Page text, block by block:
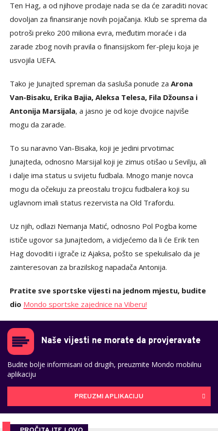
Ten Hag, a od njihove prodaje nada se da će zaraditi novac
dovoljan za finansiranje novih pojačanja. Klub se sprema da
potroši preko 200 miliona evra, međutim moraće i da
zarade zbog novih pravila o finansijskom fer-pleju koja je
usvojila UEFA.
Tako je Junajted spreman da sasluša ponude za Arona
Van-Bisaku, Erika Bajia, Aleksa Telesa, Fila Džounsa i
Antonija Marsijala, a jasno je od koje dvojice najviše
mogu da zarade.
To su naravno Van-Bisaka, koji je jedini prvotimac
Junajteda, odnosno Marsijal koji je zimus otišao u Sevilju, ali
i dalje ima status u svijetu fudbala. Mnogo manje novca
mogu da očekuju za preostalu trojicu fudbalera koji su
uglavnom imali status rezervista na Old Trafordu.
Uz njih, odlazi Nemanja Matić, odnosno Pol Pogba kome
ističe ugovor sa Junajtedom, a vidjećemo da li će Erik ten
Hag dovoditi i igrače iz Ajaksa, pošto se spekulisalo da je
zainteresovan za brazilskog napadača Antonija.
Pratite sve sportske vijesti na jednom mjestu, budite
dio Mondo sportske zajednice na Viberu!
Naše vijesti ne morate da provjeravate
Budite bolje informisani od drugih, preuzmite Mondo mobilnu
aplikaciju
PREUZMI APLIKACIJU